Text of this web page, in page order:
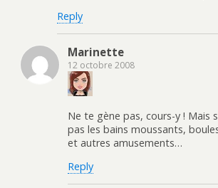
Reply
Marinette
12 octobre 2008
Ne te gène pas, cours-y ! Mais
pas les bains moussants,
et autres amusements…
Reply